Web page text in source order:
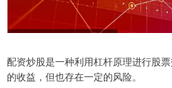
配资炒股是一种利用杠杆原理进行股
的收益，但也存在一定的风险。